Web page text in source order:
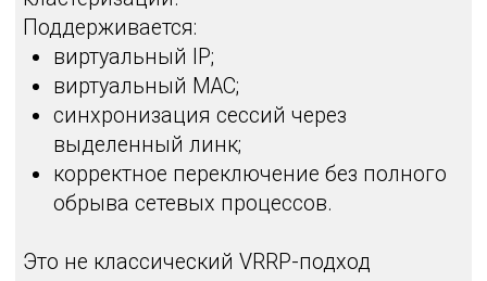
Узнайте всё об
эволюции PT NGFW
из записи экспертного
вебинара
Какие изменения произошли в
аппаратной линейке? Как развиваются
виртуальные версии и функционал?
Когда ждать Remote Access VPN и что
с кластеризацией? Смотрите запись,
чтобы быть в курсе актуальной